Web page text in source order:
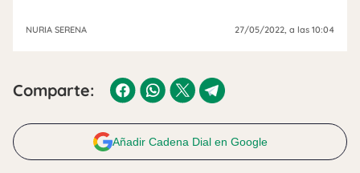
NURIA SERENA 27/05/2022, a las 10:04
Comparte:
Añadir Cadena Dial en Google